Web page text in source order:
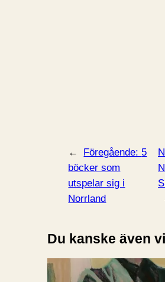
← Föregående: 5
böcker som
utspelar sig i
Norrland
Du kanske även